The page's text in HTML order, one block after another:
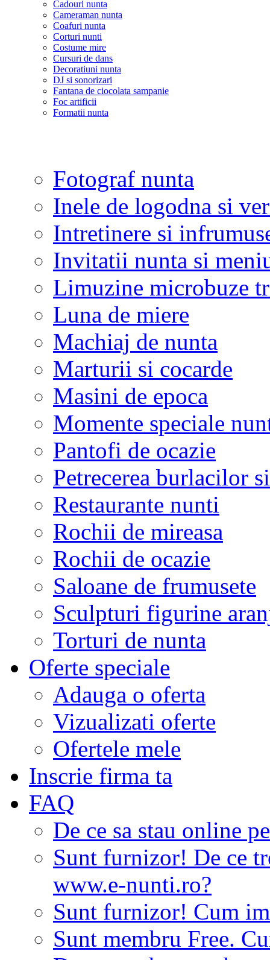
Cadouri nunta
Cameraman nunta
Coafuri nunta
Corturi nunti
Costume mire
Cursuri de dans
Decoratiuni nunta
DJ si sonorizari
Fantana de ciocolata sampanie
Foc artificii
Formatii nunta
Fotograf nunta
Inele de logodna si
Intretinere si
Invitatii nunta si
Limuzine microbuze
Luna de miere
Machiaj de nunta
Marturii si cocarde
Masini de epoca
Momente speciale
Pantofi de ocazie
Petrecerea burlacilor
Restaurante nunti
Rochii de mireasa
Rochii de ocazie
Saloane de frumusete
Sculpturi figurine
Torturi de nunta
Oferte speciale
Adauga o oferta
Vizualizati oferte
Ofertele mele
Inscrie firma ta
FAQ
De ce sa stau online
Sunt furnizor! De ce
www.e-nunti.ro?
Sunt furnizor! Cum
Sunt membru Free.